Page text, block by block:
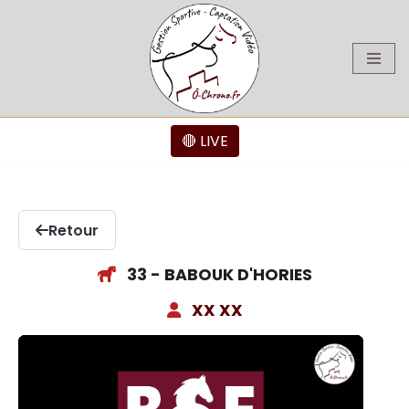
🔴 LIVE
Retour
33 - BABOUK D'HORIES
XX XX